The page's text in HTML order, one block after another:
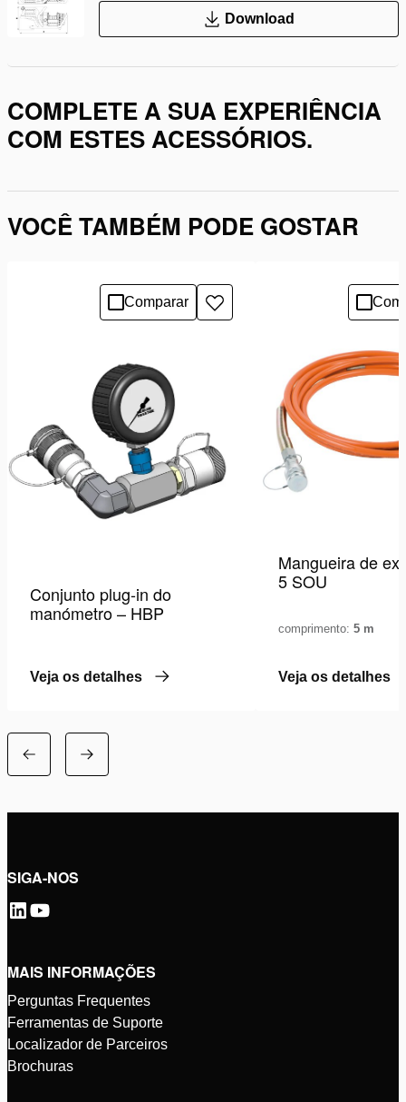
Download
COMPLETE A SUA EXPERIÊNCIA
COM ESTES ACESSÓRIOS.
VOCÊ TAMBÉM PODE GOSTAR
Comparar
Adicionar
à
Conjunto plug-in do
manómetro – HBP
Veja os detalhes
Mangueira de
5 SOU
comprimento: 5 m
Veja os detalhes
SIGA-NOS
MAIS INFORMAÇÕES
Perguntas Frequentes
Ferramentas de Suporte
Localizador de Parceiros
Brochuras